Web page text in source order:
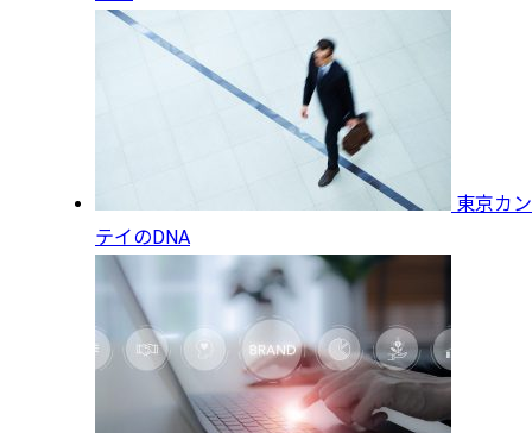
東京カン
テイのDNA